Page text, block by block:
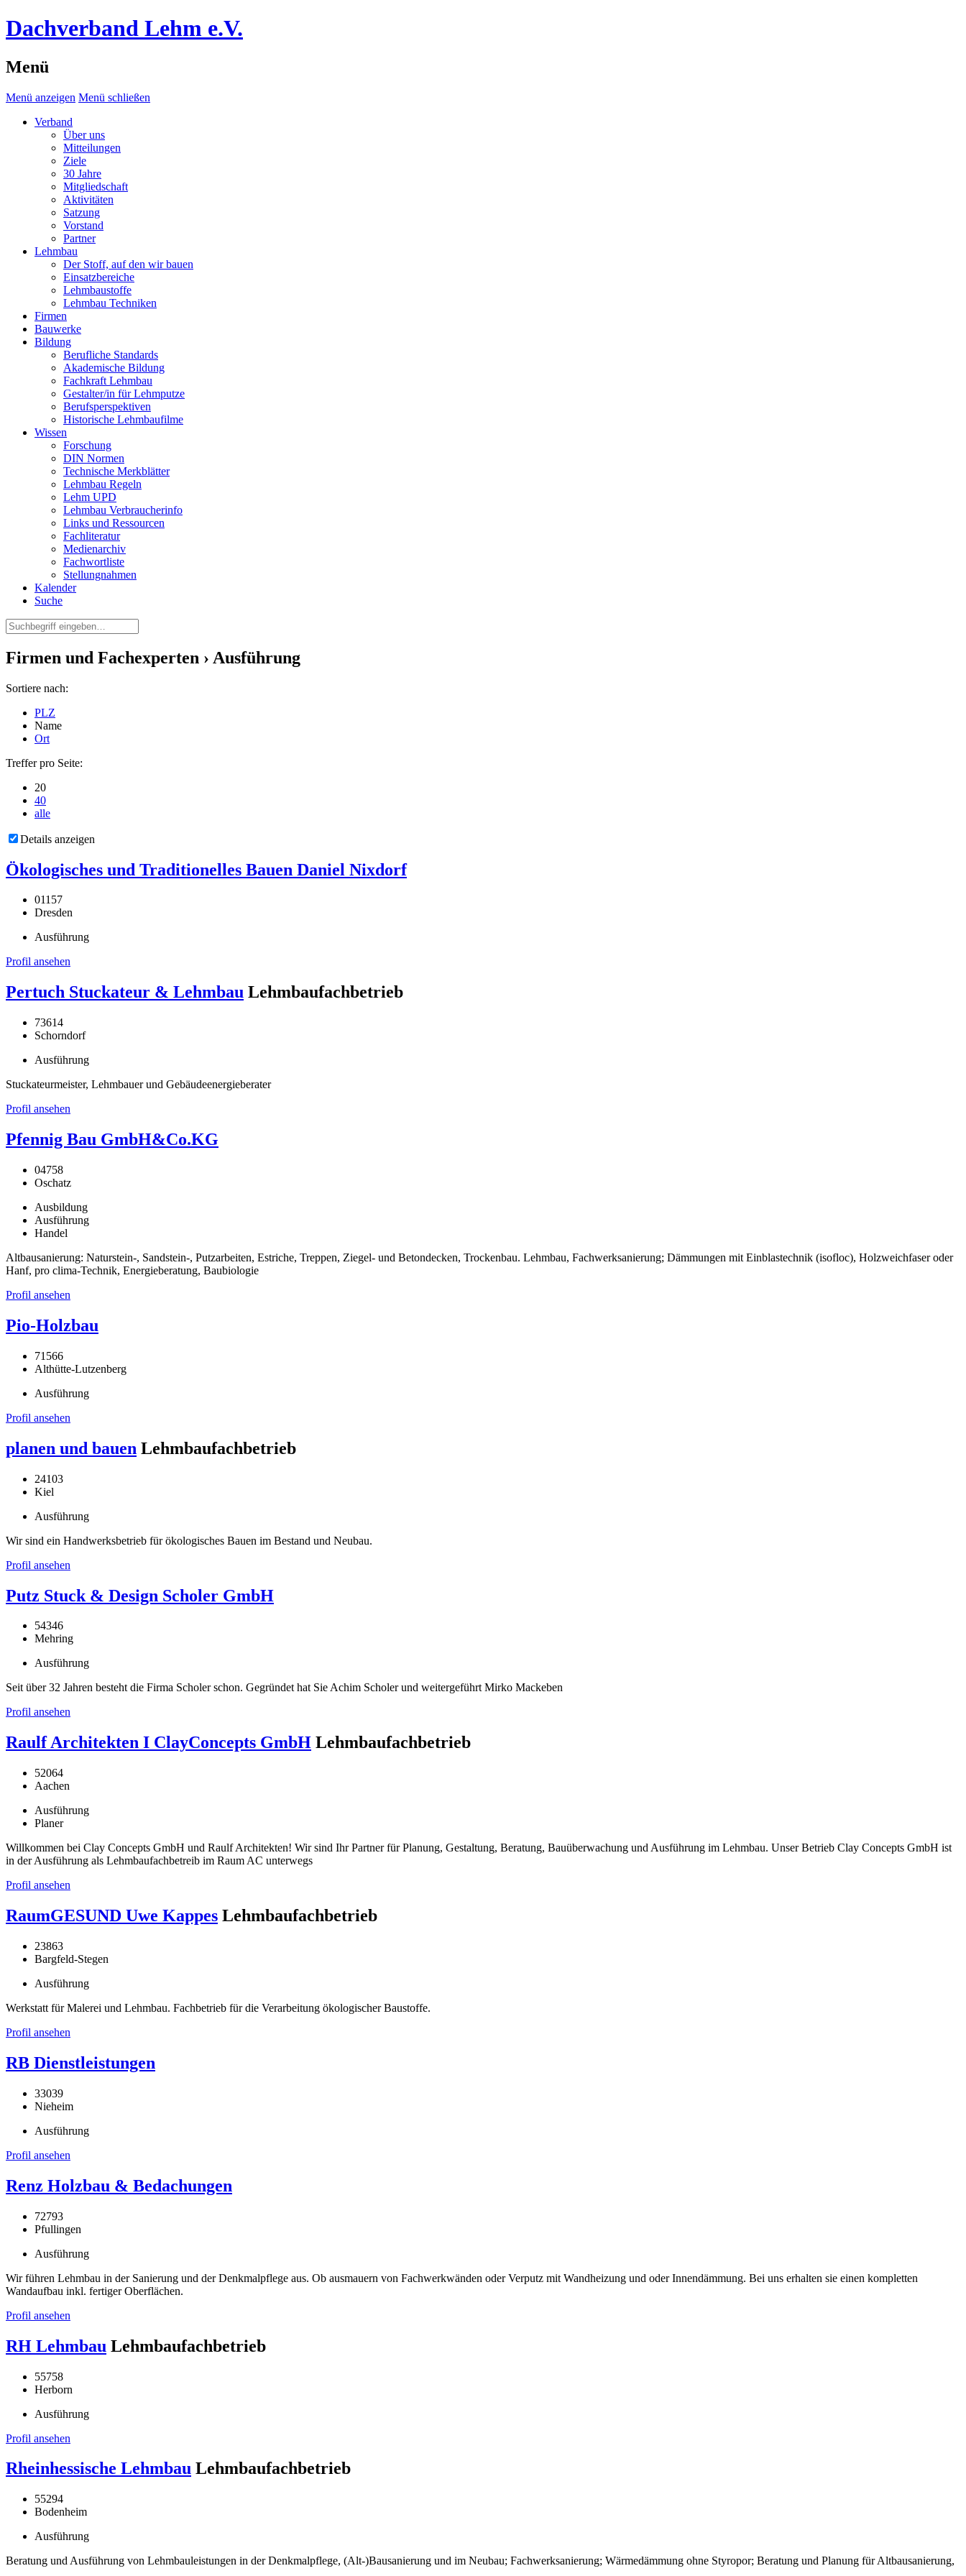
Dachverband Lehm e.V.
Menü
Menü anzeigen Menü schließen
Verband
Über uns
Mitteilungen
Ziele
30 Jahre
Mitgliedschaft
Aktivitäten
Satzung
Vorstand
Partner
Lehmbau
Der Stoff, auf den wir bauen
Einsatzbereiche
Lehmbaustoffe
Lehmbau Techniken
Firmen
Bauwerke
Bildung
Berufliche Standards
Akademische Bildung
Fachkraft Lehmbau
Gestalter/in für Lehmputze
Berufsperspektiven
Historische Lehmbaufilme
Wissen
Forschung
DIN Normen
Technische Merkblätter
Lehmbau Regeln
Lehm UPD
Lehmbau Verbraucherinfo
Links und Ressourcen
Fachliteratur
Medienarchiv
Fachwortliste
Stellungnahmen
Kalender
Suche
Firmen und Fachexperten › Ausführung
Sortiere nach:
PLZ
Name
Ort
Treffer pro Seite:
20
40
alle
Details anzeigen
Ökologisches und Traditionelles Bauen Daniel Nixdorf
01157
Dresden
Ausführung
Profil ansehen
Pertuch Stuckateur & Lehmbau Lehmbaufachbetrieb
73614
Schorndorf
Ausführung
Stuckateurmeister, Lehmbauer und Gebäudeenergieberater
Profil ansehen
Pfennig Bau GmbH&Co.KG
04758
Oschatz
Ausbildung
Ausführung
Handel
Altbausanierung: Naturstein-, Sandstein-, Putzarbeiten, Estriche, Treppen, Ziegel- und Betondecken, Trockenbau. Lehmbau, Fachwerksanierung; Dämmungen mit Einblastechnik (isofloc), Holzweichfaser oder
Hanf, pro clima-Technik, Energieberatung, Baubiologie
Profil ansehen
Pio-Holzbau
71566
Althütte-Lutzenberg
Ausführung
Profil ansehen
planen und bauen Lehmbaufachbetrieb
24103
Kiel
Ausführung
Wir sind ein Handwerksbetrieb für ökologisches Bauen im Bestand und Neubau.
Profil ansehen
Putz Stuck & Design Scholer GmbH
54346
Mehring
Ausführung
Seit über 32 Jahren besteht die Firma Scholer schon. Gegründet hat Sie Achim Scholer und weitergeführt Mirko Mackeben
Profil ansehen
Raulf Architekten I ClayConcepts GmbH Lehmbaufachbetrieb
52064
Aachen
Ausführung
Planer
Willkommen bei Clay Concepts GmbH und Raulf Architekten! Wir sind Ihr Partner für Planung, Gestaltung, Beratung, Bauüberwachung und Ausführung im Lehmbau. Unser Betrieb Clay Concepts GmbH ist
in der Ausführung als Lehmbaufachbetreib im Raum AC unterwegs
Profil ansehen
RaumGESUND Uwe Kappes Lehmbaufachbetrieb
23863
Bargfeld-Stegen
Ausführung
Werkstatt für Malerei und Lehmbau. Fachbetrieb für die Verarbeitung ökologischer Baustoffe.
Profil ansehen
RB Dienstleistungen
33039
Nieheim
Ausführung
Profil ansehen
Renz Holzbau & Bedachungen
72793
Pfullingen
Ausführung
Wir führen Lehmbau in der Sanierung und der Denkmalpflege aus. Ob ausmauern von Fachwerkwänden oder Verputz mit Wandheizung und oder Innendämmung. Bei uns erhalten sie einen kompletten
Wandaufbau inkl. fertiger Oberflächen.
Profil ansehen
RH Lehmbau Lehmbaufachbetrieb
55758
Herborn
Ausführung
Profil ansehen
Rheinhessische Lehmbau Lehmbaufachbetrieb
55294
Bodenheim
Ausführung
Beratung und Ausführung von Lehmbauleistungen in der Denkmalpflege, (Alt-)Bausanierung und im Neubau; Fachwerksanierung; Wärmedämmung ohne Styropor; Beratung und Planung für Altbausanierung,